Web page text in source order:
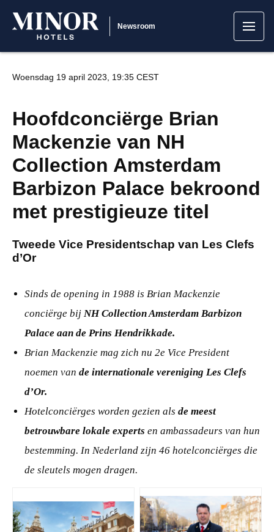
Newsroom
Woensdag 19 april 2023, 19:35 CEST
Hoofdconciërge Brian
Mackenzie van NH
Collection Amsterdam
Barbizon Palace bekroond
met prestigieuze titel
Tweede Vice Presidentschap van Les Clefs
d’Or
Sinds de opening in 1988 is Brian Mackenzie
conciërge bij NH Collection Amsterdam Barbizon
Palace aan de Prins Hendrikkade.
Brian Mackenzie mag zich nu 2e Vice President
noemen van de internationale vereniging Les Clefs
d’Or.
Hotelconciërges worden gezien als de meest
betrouwbare lokale experts en ambassadeurs van hun
bestemming. In Nederland zijn 46 hotelconciërges die
de sleutels mogen dragen.